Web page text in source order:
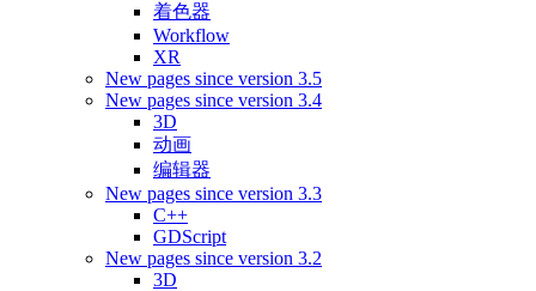
着色器
Workflow
XR
New pages since version 3.5
New pages since version 3.4
3D
动画
编辑器
New pages since version 3.3
C++
GDScript
New pages since version 3.2
3D